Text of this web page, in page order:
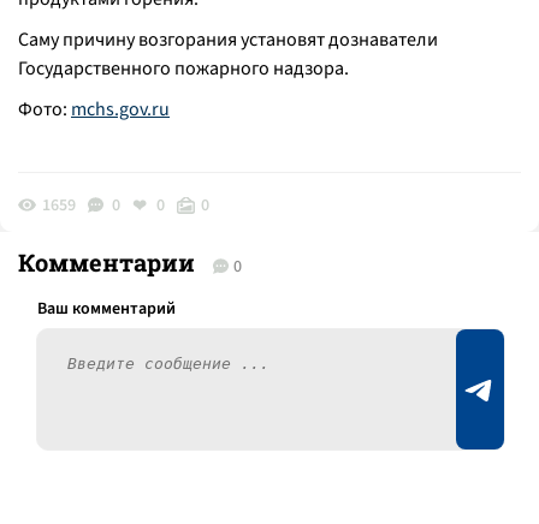
Саму причину возгорания установят дознаватели
Государственного пожарного надзора.
Фото: mchs.gov.ru
1659 0 0 0
Комментарии 0